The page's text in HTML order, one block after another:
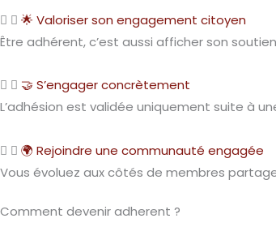
🌟 Valoriser son engagement citoyen
Être adhérent, c’est aussi afficher son
🤝 S’engager concrètement
L’adhésion est validée uniquement suite à
🌍 Rejoindre une communauté engagée
Vous évoluez aux côtés de membres
Comment devenir adherent ?